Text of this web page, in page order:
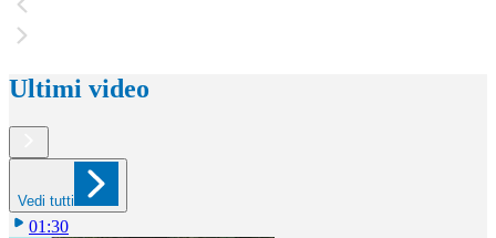
Ultimi video
Vedi tutti
01:30